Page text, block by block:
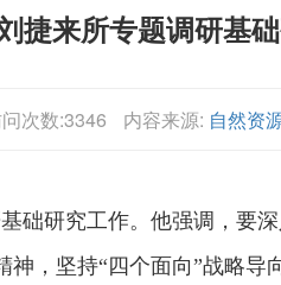
捷来所专题调研基
次数:3346 内容来源: 自然资
研究工作。他强调，要
，坚持“四个面向”战略导